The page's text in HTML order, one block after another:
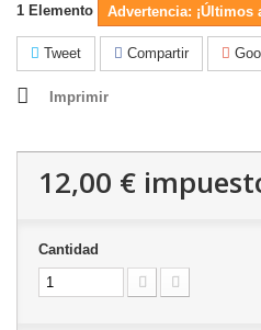
1 Elemento Advertencia:
Tweet Compartir
Imprimir
12,00 €
Cantidad